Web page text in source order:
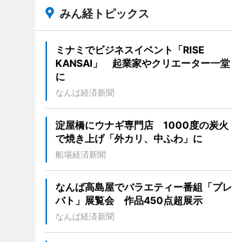
みん経トピックス
ミナミでビジネスイベント「RISE
KANSAI」 起業家やクリエーター一堂
に
なんば経済新聞
淀屋橋にウナギ専門店 1000度の炭火
で焼き上げ「外カリ、中ふわ」に
船場経済新聞
なんば高島屋でバラエティー番組「プレ
バト」展覧会 作品450点超展示
なんば経済新聞